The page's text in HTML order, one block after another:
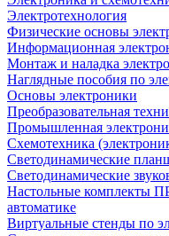
Электротехнология
Физические основы
Информационная
Монтаж и наладка
Наглядные пособия по
Основы электроники
Преобразовательная
Промышленная
Схемотехника
Светодинамические
Светодинамические
Настольные комплекты
автоматике
Виртуальные стенды по